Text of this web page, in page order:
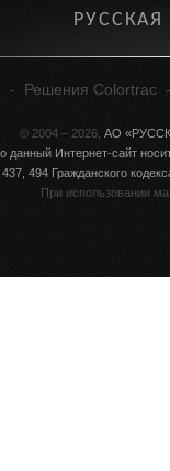
- Решения Colortrac
© 2004 – 2026, АО
Интернет-сайт
494 Гражданского
При использовании